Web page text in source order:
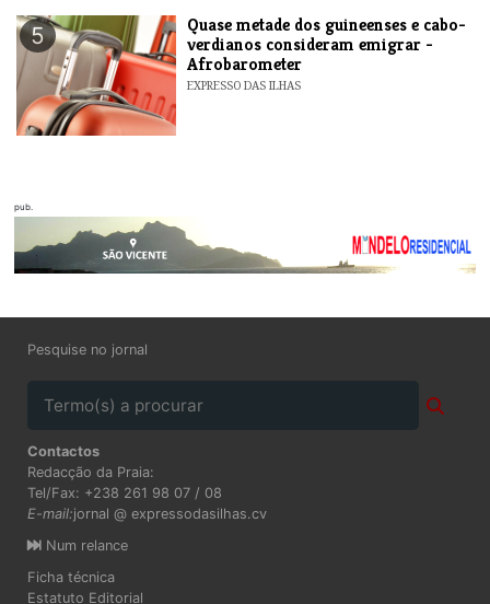
5
Quase metade dos guineenses e cabo-
verdianos consideram emigrar -
Afrobarometer
EXPRESSO DAS ILHAS
pub.
Pesquise no jornal
Contactos
Redacção da Praia:
Tel/Fax: +238 261 98 07 / 08
E-mail:jornal @ expressodasilhas.cv
Num relance
Ficha técnica
Estatuto Editorial